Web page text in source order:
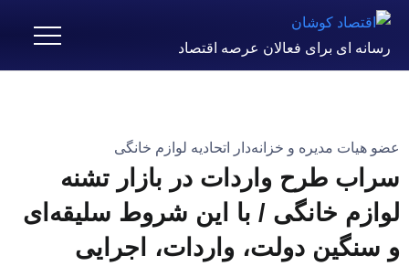
رسانه ای برای فعالان عرصه اقتصاد
عضو هیات مدیره و خزانه‌دار اتحادیه لوازم خانگی
سراب طرح ‌واردات در بازار تشنه
لوازم خانگی / با این شروط سلیقه‌ای
و سنگین دولت، واردات، اجرایی